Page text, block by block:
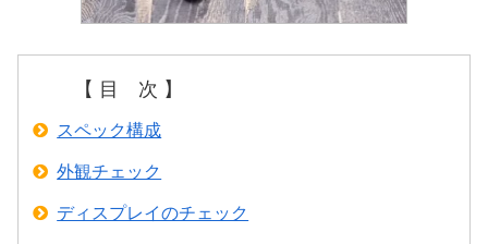
【 目 次 】
スペック構成
外観チェック
ディスプレイのチェック